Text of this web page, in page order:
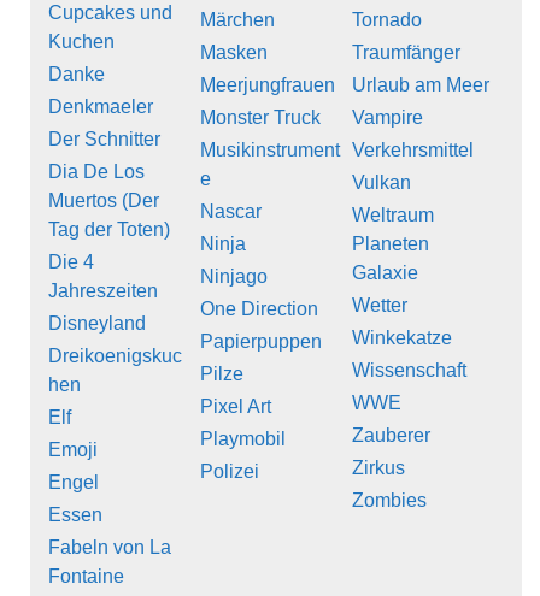
Cupcakes und
Kuchen
Danke
Denkmaeler
Der Schnitter
Dia De Los
Muertos (Der
Tag der Toten)
Die 4
Jahreszeiten
Disneyland
Dreikoenigskuc
hen
Elf
Emoji
Engel
Essen
Fabeln von La
Fontaine
Märchen
Masken
Meerjungfrauen
Monster Truck
Musikinstrument
e
Nascar
Ninja
Ninjago
One Direction
Papierpuppen
Pilze
Pixel Art
Playmobil
Polizei
Tornado
Traumfänger
Urlaub am Meer
Vampire
Verkehrsmittel
Vulkan
Weltraum
Planeten
Galaxie
Wetter
Winkekatze
Wissenschaft
WWE
Zauberer
Zirkus
Zombies